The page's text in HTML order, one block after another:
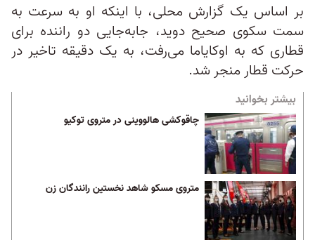
بر اساس یک گزارش‌ محلی، با اینکه او به سرعت‌ به
سمت سکوی صحیح دوید، جابه‌جایی دو راننده برای
قطاری که به اوکایاما می‌رفت، به یک دقیقه تاخیر در
حرکت قطار منجر شد.
بیشتر بخوانید
چاقوکشی هالووینی در متروی توکیو
متروی مسکو شاهد نخستین رانندگان زن